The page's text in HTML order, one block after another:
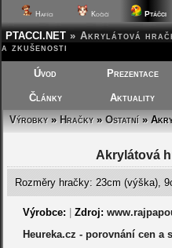
Hafíci Kočičí Ptáčci
PTACCI.NET » Akrylátová
a zkušenosti
Úvod Prezentace
Články Aktuality
Výrobky»Hračky»Ostatní»
Akrylátová
Rozměry hračky: 23cm (výška),
Výrobce: Zdroj:
Heureka.cz - porovnání cen a